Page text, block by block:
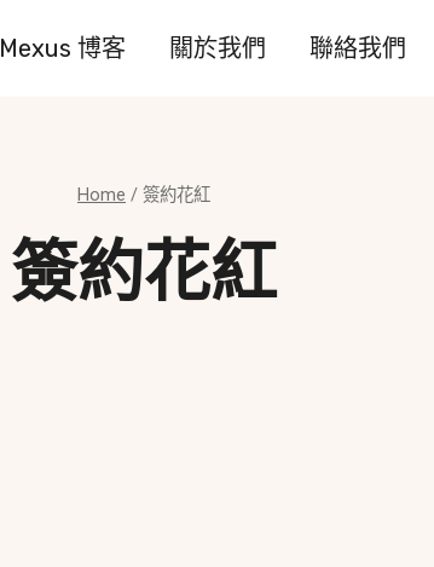
Mexus 博客 關於我們 聯絡我們
Home / 簽約花紅
簽約花紅